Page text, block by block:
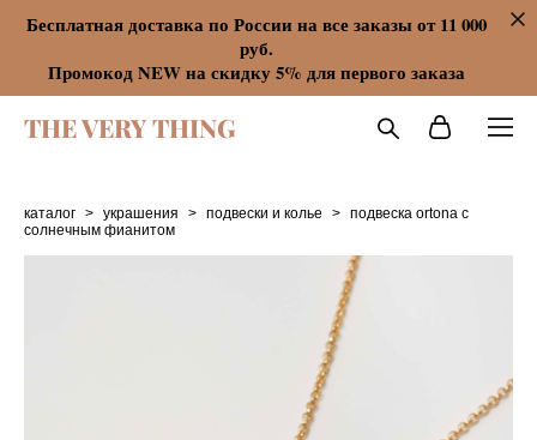
Бесплатная доставка по России на все заказы от 11 000
руб.
Промокод NEW на скидку 5% для первого заказа
THE VERY THING
каталог > украшения > подвески и колье > подвеска ortona с
солнечным фианитом